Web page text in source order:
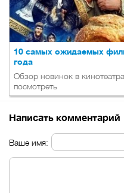
10 самых ожидаемых
года
Обзор новинок в
посмотреть
Написать комментарий
Ваше имя: